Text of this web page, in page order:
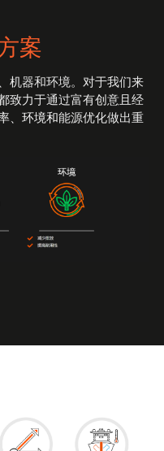
案
机器和环境。对于我们来
致力于通过富有创意且经
、环境和能源优化做出重